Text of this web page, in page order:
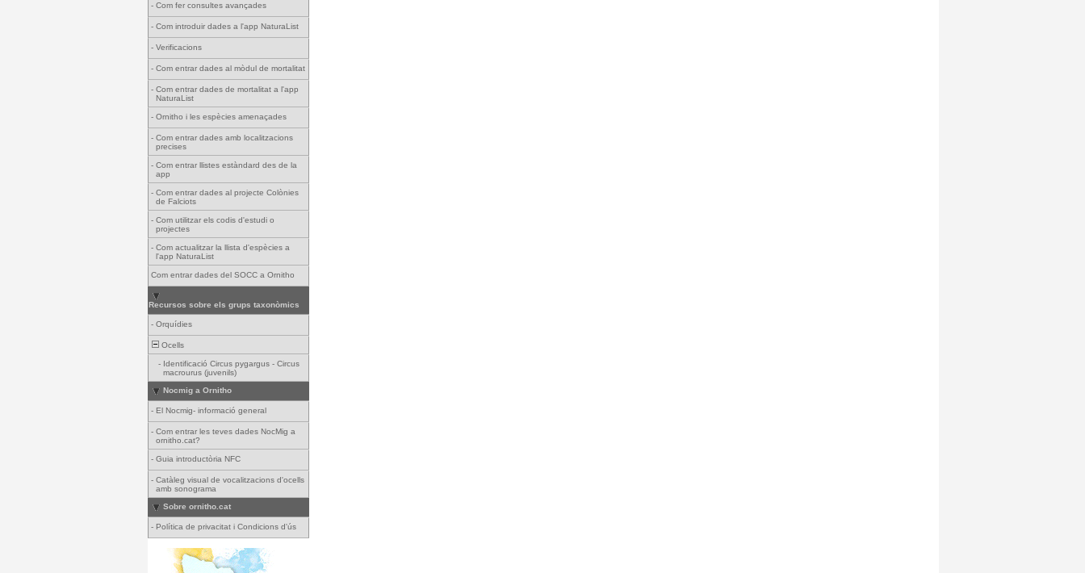
- Com fer consultes avançades
- Com introduir dades a l'app NaturaList
- Verificacions
- Com entrar dades al mòdul de mortalitat
- Com entrar dades de mortalitat a l'app
NaturaList
- Ornitho i les espècies amenaçades
- Com entrar dades amb localitzacions
precises
- Com entrar llistes estàndard des de la
app
- Com entrar dades al projecte Colònies
de Falciots
- Com utilitzar els codis d'estudi o
projectes
- Com actualitzar la llista d'espècies a
l'app NaturaList
Com entrar dades del SOCC a Ornitho
Recursos sobre els grups taxonòmics
- Orquídies
Ocells
- Identificació Circus pygargus - Circus
macrourus (juvenils)
Nocmig a Ornitho
- El Nocmig- informació general
- Com entrar les teves dades NocMig a
ornitho.cat?
- Guia introductòria NFC
- Catàleg visual de vocalitzacions d'ocells
amb sonograma
Sobre ornitho.cat
- Política de privacitat i Condicions d'ús